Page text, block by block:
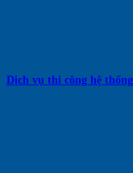
Dịch vụ thi công hệ